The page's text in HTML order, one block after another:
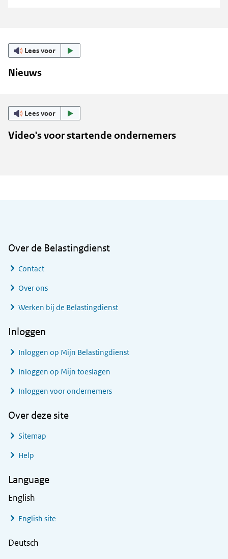
Lees voor
Nieuws
Lees voor
Video's voor startende ondernemers
Over de Belastingdienst
Contact
Over ons
Werken bij de Belastingdienst
Inloggen
Inloggen op Mijn Belastingdienst
Inloggen op Mijn toeslagen
Inloggen voor ondernemers
Over deze site
Sitemap
Help
Language
English
English site
Deutsch